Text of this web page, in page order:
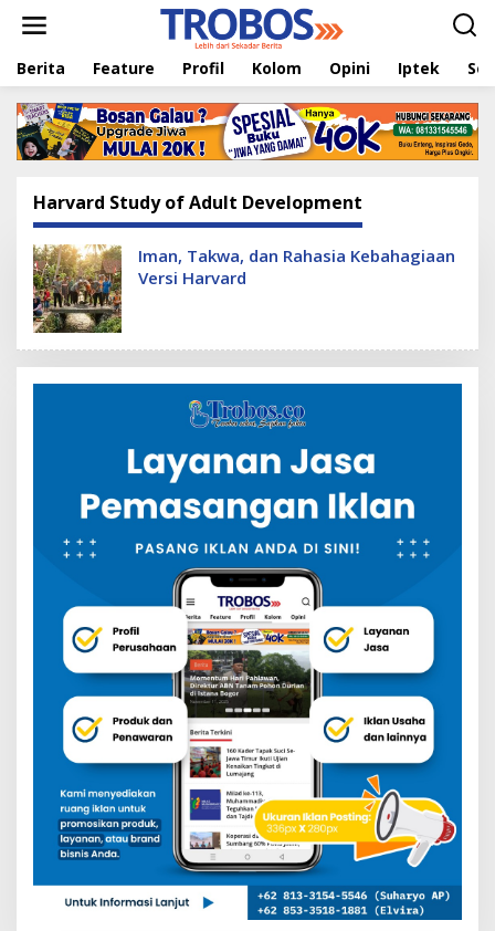
t
Berita Feature Profil Kolom Opini Iptek
Harvard Study of Adult Development
Iman, Takwa, dan Rahasia Kebahagiaan
Versi Harvard